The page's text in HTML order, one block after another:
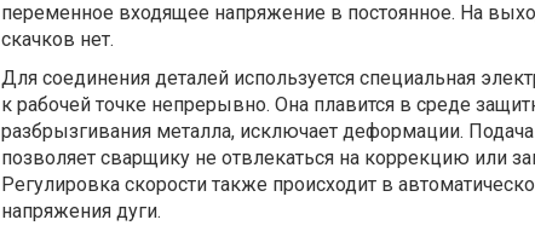
переменное входящее напряжение в постоянное. На
скачков нет.
Для соединения деталей используется специальная
к рабочей точке непрерывно. Она плавится в среде
разбрызгивания металла, исключает деформации. Подача
позволяет сварщику не отвлекаться на коррекцию или
Регулировка скорости также происходит в
напряжения дуги.